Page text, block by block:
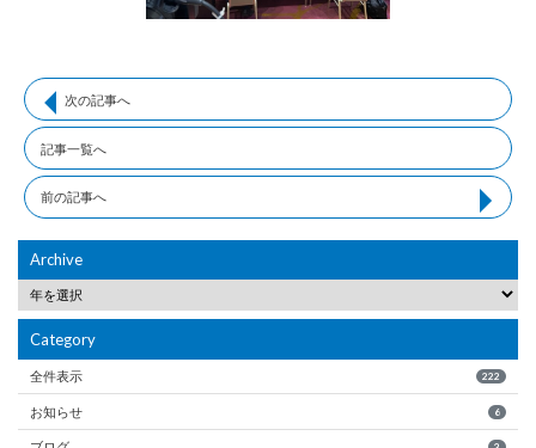
次の記事へ
記事一覧へ
前の記事へ
Archive
Category
全件表示 222
お知らせ 6